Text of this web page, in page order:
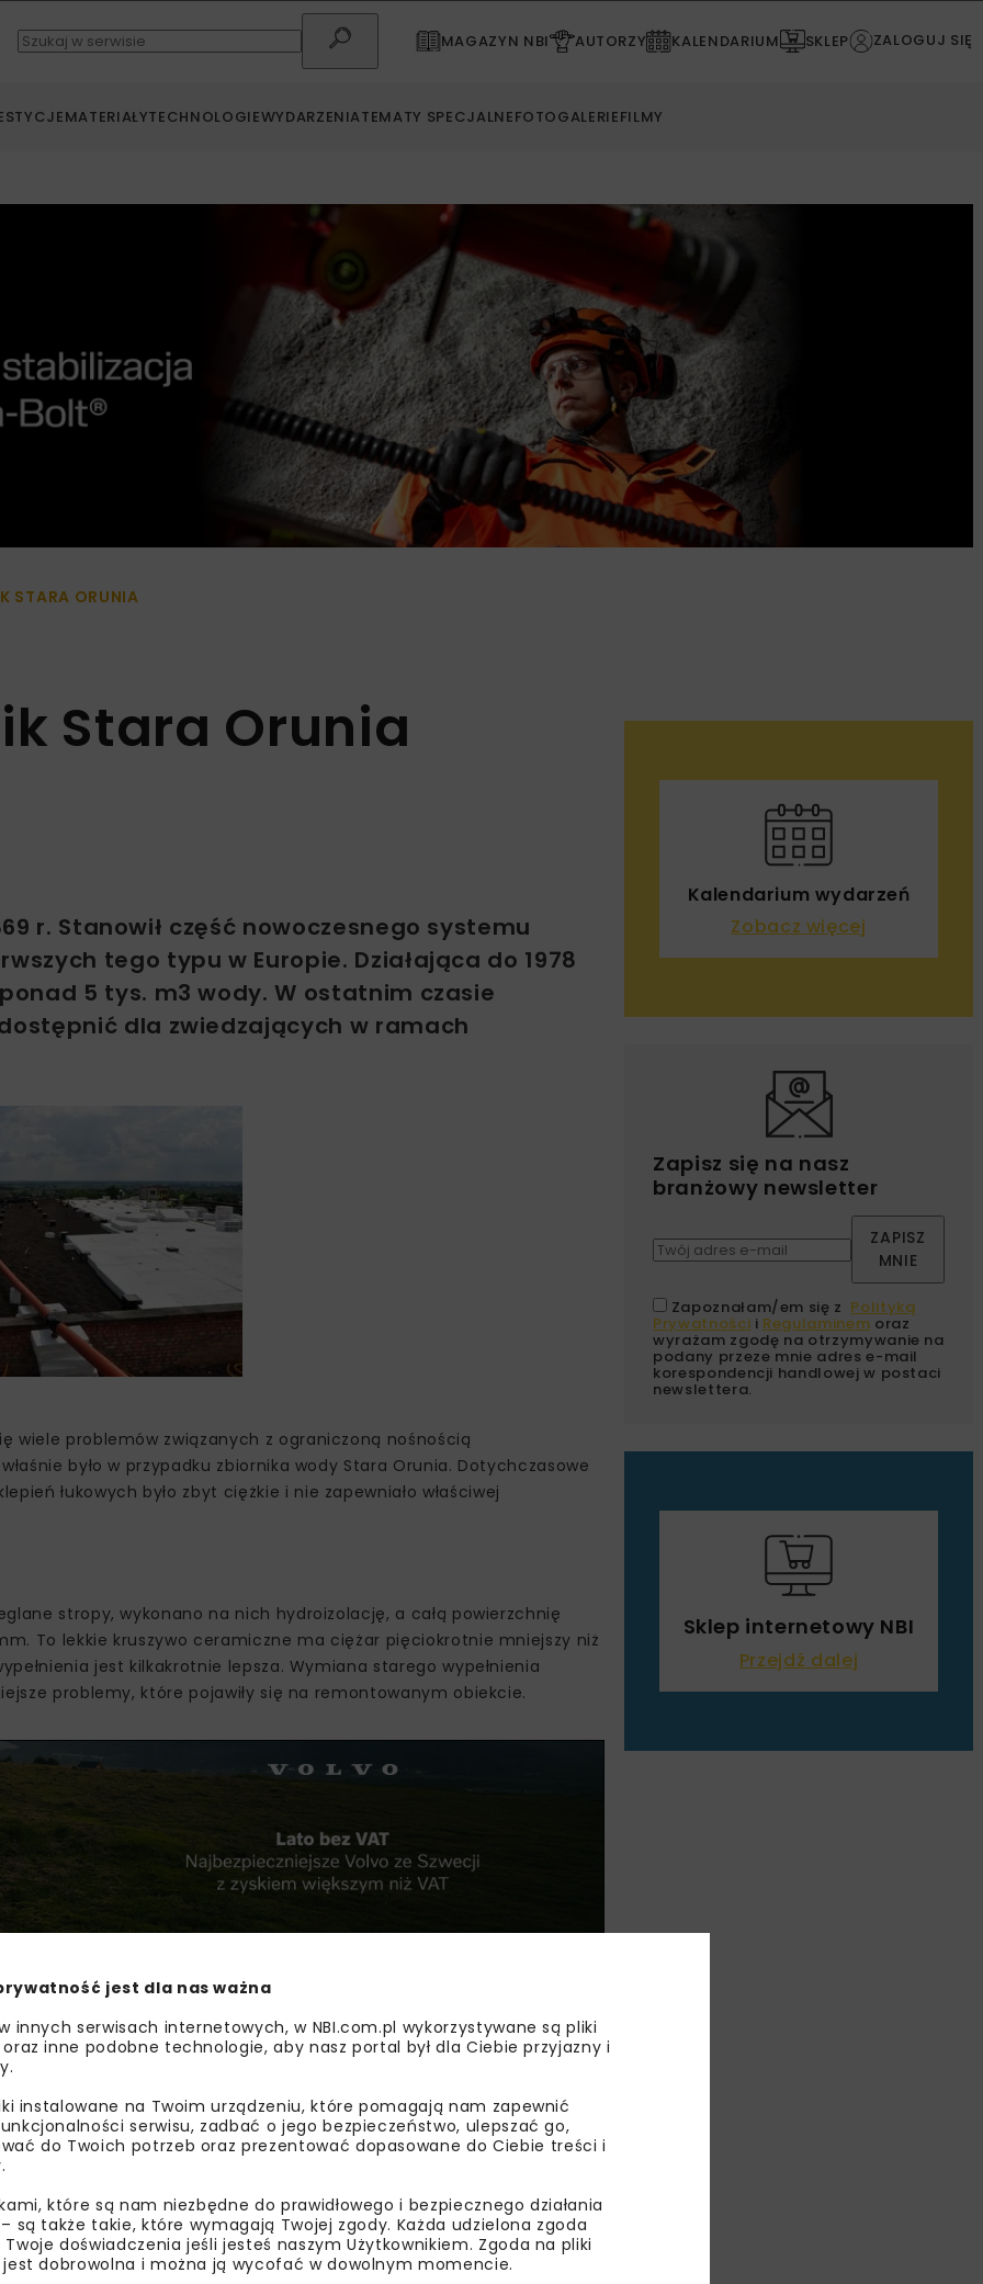
MAGAZYN NBI AUTORZY KALENDARIUM SKLEP ZALOGUJ SIĘ
MATERIAŁYTECHNOLOGIEWYDARZENIATEMATY SPECJALNEFOTOGALERIEFILMY
STARA ORUNIA
Stara Orunia
r. Stanowił część nowoczesnego systemu
tego typu w Europie. Działająca do 1978
5 tys. m3 wody. W ostatnim czasie
dla zwiedzających w ramach
wiele problemów związanych z ograniczoną nośnością
było w przypadku zbiornika wody Stara Orunia. Dotychczasowe
łukowych było zbyt ciężkie i nie zapewniało właściwej
stropy, wykonano na nich hydroizolację, a całą powierzchnię
To lekkie kruszywo ceramiczne ma ciężar pięciokrotnie mniejszy niż
jest kilkakrotnie lepsza. Wymiana starego wypełnienia
problemy, które pojawiły się na remontowanym obiekcie.
Projektową KMS z Gdańska. Prace budowlane wykonała firma
również swoisty hotel dla nietoperzy. Każdej zimy pod ceglanymi
wszystkich 26 występujących w Polsce gatunków tych ssaków,
(zdecydowanie zasługującego na to określenie).
.
Kalendarium wydarzeń
Zobacz więcej
Zapisz się na nasz
branżowy newsletter
ZAPISZ
MNIE
Zapoznałam/em się z Polityką
Prywatności i Regulaminem oraz
wyrażam zgodę na otrzymywanie na
podany przeze mnie adres e-mail
korespondencji handlowej w postaci
newslettera.
Sklep internetowy NBI
Przejdź dalej
jest dla nas ważna
innych serwisach internetowych, w NBI.com.pl wykorzystywane są pliki
inne podobne technologie, aby nasz portal był dla Ciebie przyjazny i
instalowane na Twoim urządzeniu, które pomagają nam zapewnić
serwisu, zadbać o jego bezpieczeństwo, ulepszać go,
do Twoich potrzeb oraz prezentować dopasowane do Ciebie treści i
które są nam niezbędne do prawidłowego i bezpiecznego działania
są także takie, które wymagają Twojej zgody. Każda udzielona zgoda
doświadczenia jeśli jesteś naszym Użytkownikiem. Zgoda na pliki
dobrowolna i można ją wycofać w dowolnym momencie.